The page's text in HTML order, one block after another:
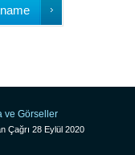
ve Görseller
Çağrı 28 Eylül 2020